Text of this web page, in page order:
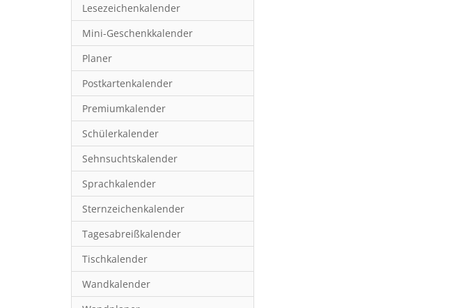
Lesezeichenkalender
Mini-Geschenkkalender
Planer
Postkartenkalender
Premiumkalender
Schülerkalender
Sehnsuchtskalender
Sprachkalender
Sternzeichenkalender
Tagesabreißkalender
Tischkalender
Wandkalender